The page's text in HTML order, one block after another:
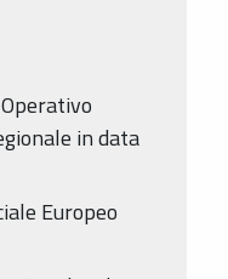
in data
Europeo